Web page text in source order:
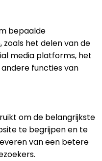
bepaalde
het delen van de
media platforms, het
functies van
om de belangrijkste
te begrijpen en te
van een betere